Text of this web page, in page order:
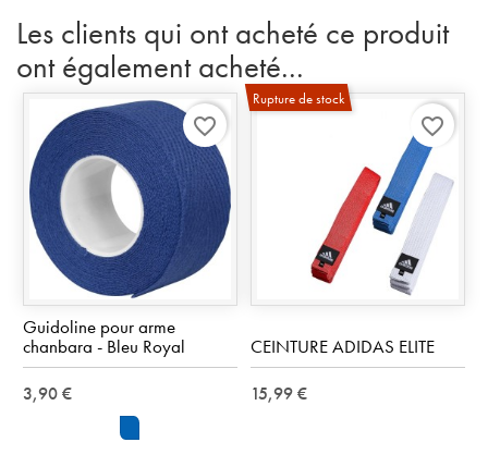
Les clients qui ont acheté ce produit
ont également acheté...
Guidoline pour arme
chanbara - Bleu Royal
3,90 €
favorite_border
Rupture de stock
CEINTURE ADIDAS ELITE
15,99 €
favorite_border